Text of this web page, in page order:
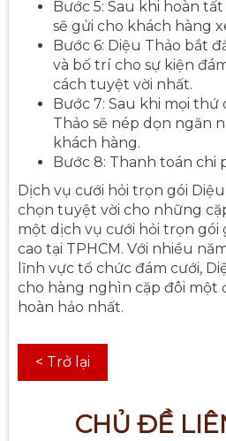
Bước 5: Sau khi hoàn
sẽ gửi cho khách hàng
Bước 6: Diệu Thảo bắt
và bố trí cho sự kiện
cách tuyệt vời nhất.
Bước 7: Sau khi mọi
Thảo sẽ nép dọn ngăn
khách hàng.
Bước 8: Thanh toán chi
Dịch vụ cưới hỏi trọn gói
chọn tuyệt vời cho những
một dịch vụ cưới hỏi trọn gói
cao tại TPHCM. Với nhiều
lĩnh vực tổ chức đám cưới,
cho hàng nghìn cặp đôi một
hoàn hảo nhất.
< Trở lại
CHỦ ĐỀ